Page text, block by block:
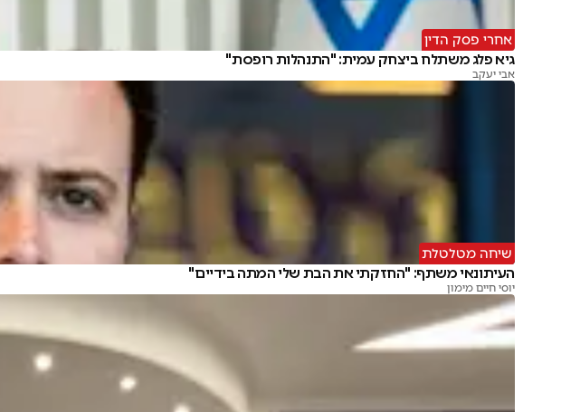
אחרי פסק הדין
גיא פלג משתלח ביצחק עמית: "התנהלות רופסת"
אבי יעקב
שיחה מטלטלת
העיתונאי משתף: "החזקתי את הבת שלי המתה בידיים"
יוסי חיים מימון